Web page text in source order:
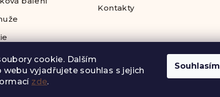
cookie. Dalším
vyjadřujete souhlas s jejich
zde.
Souhlasím
Kontakty